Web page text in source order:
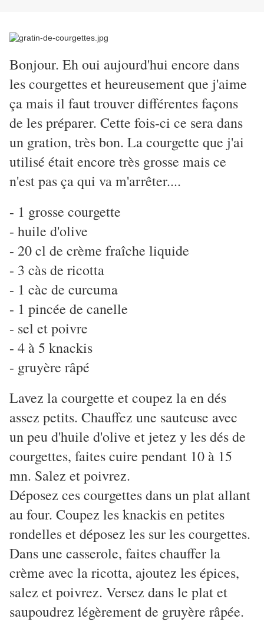
Bonjour. Eh oui aujourd'hui encore dans
les courgettes et heureusement que j'aime
ça mais il faut trouver différentes façons
de les préparer. Cette fois-ci ce sera dans
un gration, très bon. La courgette que j'ai
utilisé était encore très grosse mais ce
n'est pas ça qui va m'arrêter....
- 1 grosse courgette
- huile d'olive
- 20 cl de crème fraîche liquide
- 3 càs de ricotta
- 1 càc de curcuma
- 1 pincée de canelle
- sel et poivre
- 4 à 5 knackis
- gruyère râpé
Lavez la courgette et coupez la en dés
assez petits. Chauffez une sauteuse avec
un peu d'huile d'olive et jetez y les dés de
courgettes, faites cuire pendant 10 à 15
mn. Salez et poivrez.
Déposez ces courgettes dans un plat allant
au four. Coupez les knackis en petites
rondelles et déposez les sur les courgettes.
Dans une casserole, faites chauffer la
crème avec la ricotta, ajoutez les épices,
salez et poivrez. Versez dans le plat et
saupoudrez légèrement de gruyère râpée.